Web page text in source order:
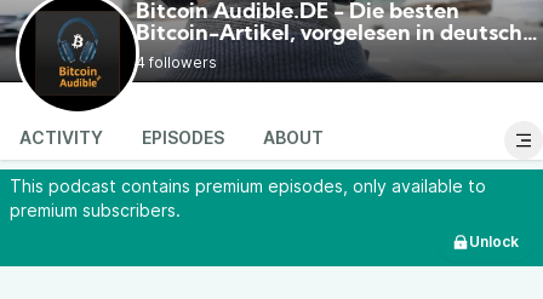
Bitcoin Audible.DE - Die besten
Bitcoin-Artikel, vorgelesen in deutscher
Sprache! @BitcoinAudibleDE
4 followers
ACTIVITY EPISODES ABOUT
This podcast contains premium episodes, only available to
premium subscribers.
Unlock